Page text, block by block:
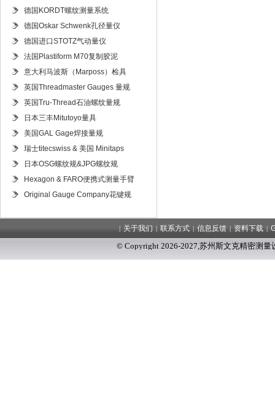
德国KORDT螺纹测量系统
德国Oskar Schwenk孔径量仪
德国进口STOTZ气动量仪
法国Plastiform M70复制胶泥
意大利马波斯（Marposs）检具
英国Threadmaster Gauges 量规
英国Tru-Thread石油螺纹量规
日本三丰Mitutoyo量具
美国GAL Gage焊接量规
瑞士titecswiss & 美国 Minitaps
日本OSG螺纹规&JPG螺纹规
Hexagon & FARO便携式测量手臂
Original Gauge Company花键规
| 关于我们 | 联系方式 | 信息反馈 | 资料下载 |
© Copyright 2026-2027,苏州斯文克精密测量